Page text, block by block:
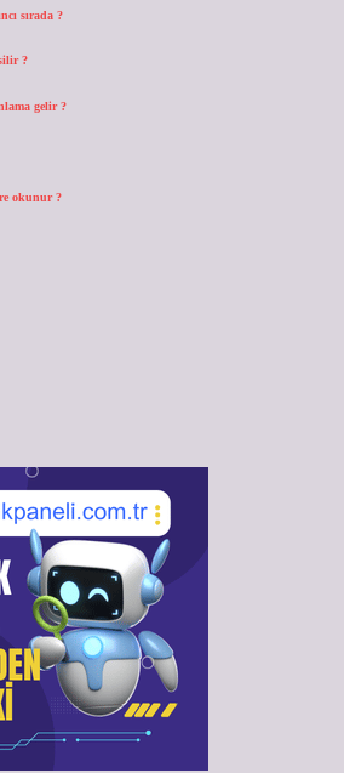
sırada ?
?
gelir ?
okunur ?